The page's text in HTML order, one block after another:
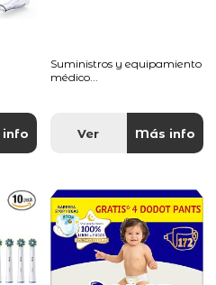
info
Suministros y equipamiento
médico...
Ver Más info